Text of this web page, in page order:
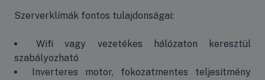
Szerverklímák fontos tulajdonságai:
Wifi vagy vezetékes hálózaton keresztül
szabályozható
Inverteres motor, fokozatmentes teljesítmény